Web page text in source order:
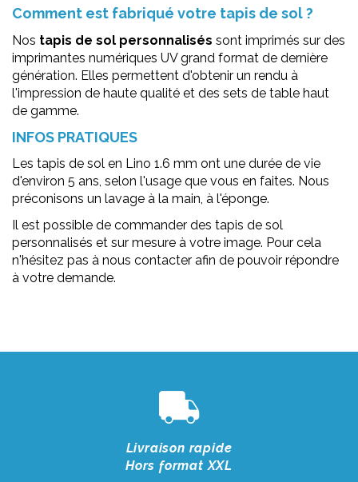
Comment est fabriqué votre tapis de sol ?
Nos tapis de sol personnalisés sont imprimés sur des
imprimantes numériques UV grand format de dernière
génération. Elles permettent d'obtenir un rendu à
l'impression de haute qualité et des sets de table haut
de gamme.
INFOS PRATIQUES
Les tapis de sol en Lino 1.6 mm ont une durée de vie
d'environ 5 ans, selon l'usage que vous en faites. Nous
préconisons un lavage à la main, à l'éponge.
Il est possible de commander des tapis de sol
personnalisés et sur mesure à votre image. Pour cela
n'hésitez pas à nous contacter afin de pouvoir répondre
à votre demande.
Livraison rapide
Hors format XXL